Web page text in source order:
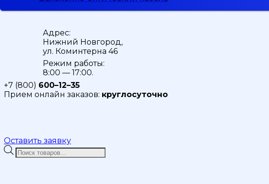
Адрес:
Нижний Новгород,
ул. Коминтерна 46
Режим работы:
8:00 — 17:00.
+7 (800) 600–12–35
Прием онлайн заказов: круглосуточно
Оставить заявку
Поиск
товаров